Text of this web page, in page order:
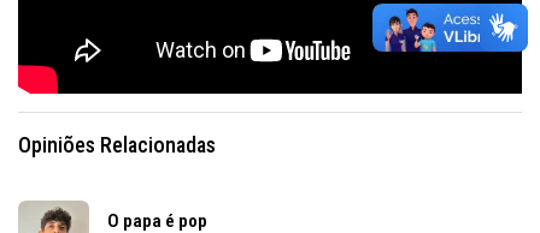
Opiniões Relacionadas
O papa é pop